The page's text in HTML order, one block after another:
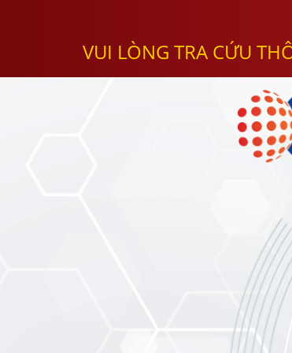
VUI LÒNG TRA CỨU